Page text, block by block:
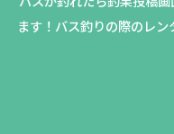
ます！バス釣りの際のレン